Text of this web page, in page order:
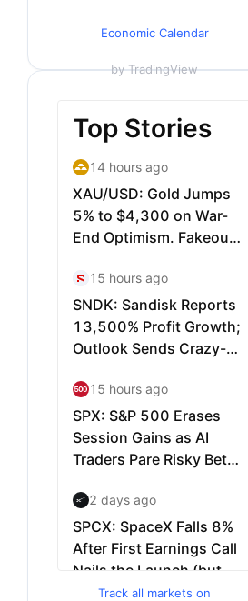
Economic Calendar
by TradingView
Track all markets on